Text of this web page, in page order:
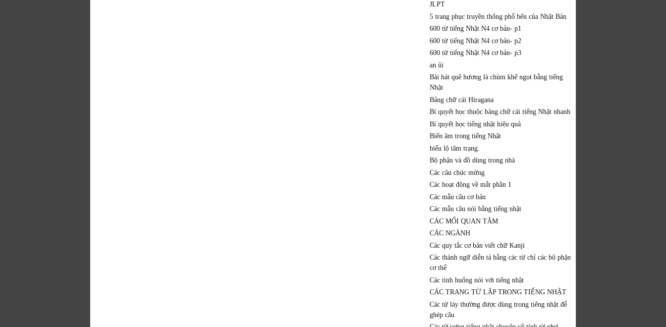
JLPT
5 trang phục truyền thống phổ bến của Nhật Bản
600 từ tiếng Nhật N4 cơ bản- p1
600 từ tiếng Nhật N4 cơ bản- p2
600 từ tiếng Nhật N4 cơ bản- p3
an ủi
Bài hát quê hương là chùm khế ngọt bằng tiếng
Nhật
Bảng chữ cái Hiragana
Bí quyết học thuộc bảng chữ cái tiếng Nhật nhanh
Bí quyết học tiếng nhật hiệu quả
Biến âm trong tiếng Nhật
biểu lộ tâm trạng.
Bộ phận và đồ dùng trong nhà
Các câu chúc mừng
Các hoạt động về mắt phần 1
Các mẫu câu cơ bản
Các mẫu câu nói bằng tiếng nhật
CÁC MỐI QUAN TÂM
CÁC NGÀNH
Các quy tắc cơ bản viết chữ Kanji
Các thành ngữ diễn tả bằng các từ chỉ các bộ phận
cơ thể
Các tình huống nói với tiếng nhật
CÁC TRẠNG TỪ LẶP TRONG TIẾNG NHẬT
Các từ láy thường được dùng trong tiếng nhật để
ghép câu